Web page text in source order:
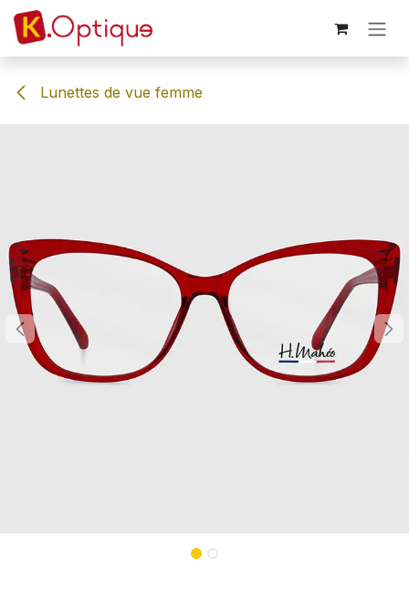
Se rendre au contenu
Lunettes de vue femme